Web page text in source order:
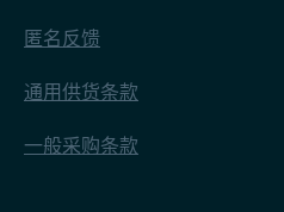
匿名反馈
通用供货条款
一般采购条款